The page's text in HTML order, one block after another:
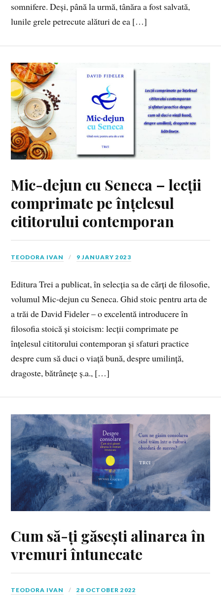
somnifere. Deși, până la urmă, tânăra a fost salvată,
lunile grele petrecute alături de ea […]
Mic-dejun cu Seneca – lecții
comprimate pe înțelesul
cititorului contemporan
TEODORA IVAN 9 JANUARY 2023
Editura Trei a publicat, în selecția sa de cărți de filosofie,
volumul Mic-dejun cu Seneca. Ghid stoic pentru arta de
a trăi de David Fideler – o excelentă introducere în
filosofia stoică și stoicism: lecții comprimate pe
înțelesul cititorului contemporan și sfaturi practice
despre cum să duci o viață bună, despre umilință,
dragoste, bătrânețe ș.a., […]
Cum să-ți găsești alinarea în
vremuri întunecate
TEODORA IVAN 28 OCTOBER 2022